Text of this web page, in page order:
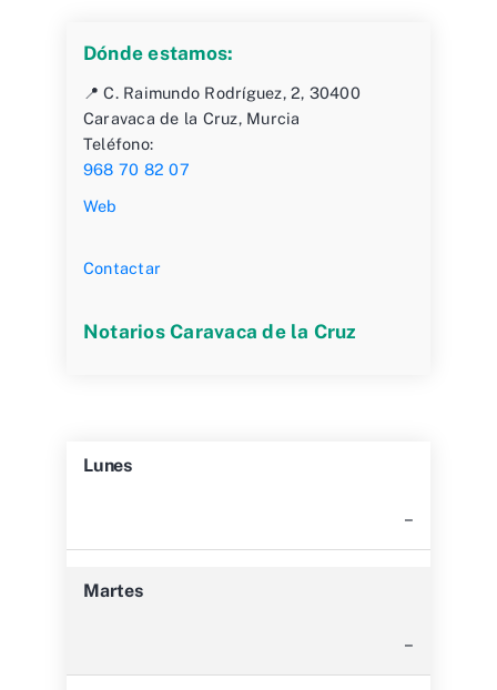
Dónde estamos:
📍 C. Raimundo Rodríguez, 2, 30400
Caravaca de la Cruz, Murcia
Teléfono:
968 70 82 07
Web
Contactar
Notarios Caravaca de la Cruz
Lunes
–
Martes
–